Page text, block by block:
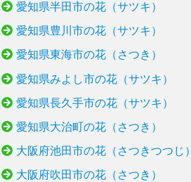
愛知県半田市の花（サツキ）
愛知県豊川市の花（サツキ）
愛知県東海市の花（さつき）
愛知県みよし市の花（サツキ）
愛知県長久手市の花（サツキ）
愛知県大治町の花（さつき）
大阪府池田市の花（さつきつつじ）
大阪府吹田市の花（さつき）